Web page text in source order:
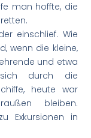
man hoffte, die
einschlief. Wie
wenn die kleine,
und etwa
durch die
heute war
bleiben.
Exkursionen in